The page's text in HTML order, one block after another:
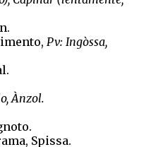
Pv: Ingòssa,
Ànzol.
Spissa.